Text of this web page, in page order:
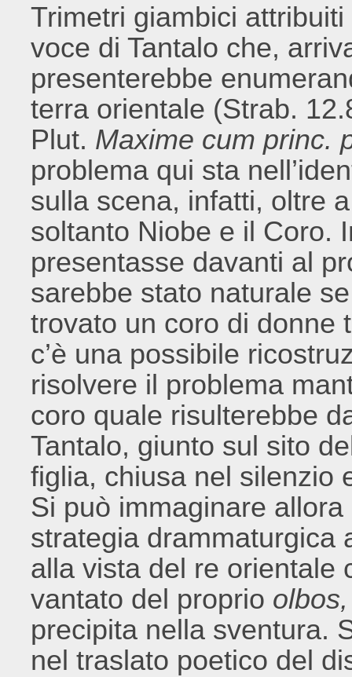
Trimetri giambici
voce di Tantalo che,
presenterebbe
terra orientale (Strab.
Plut. Maxime cum princ.
problema qui sta
sulla scena, infatti, oltre
soltanto Niobe e il Coro.
presentasse davanti al
sarebbe stato naturale
trovato un coro di donne
c’è una possibile
risolvere il problema
coro quale risulterebbe
Tantalo, giunto sul sito
figlia, chiusa nel silenzio
Si può immaginare
strategia drammaturgica
alla vista del re orientale
vantato del proprio olbos,
precipita nella sventura.
nel traslato poetico del